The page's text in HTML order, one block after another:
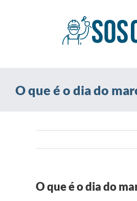
O que é o dia do
O que é o dia do